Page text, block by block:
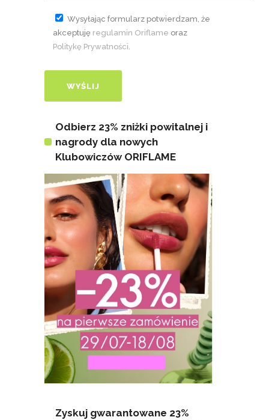
Wysyłając formularz potwierdzam, że
akceptuję regulamin Oriflame oraz
Politykę Prywatności
Odbierz 23% zniżki powitalnej i
nagrody dla nowych
Klubowiczów ORIFLAME
Zyskuj gwarantowane 23%